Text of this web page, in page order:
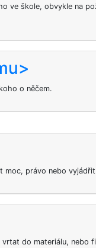
ve škole, obvykle na
o něčem.
moc, právo nebo
do materiálu, nebo